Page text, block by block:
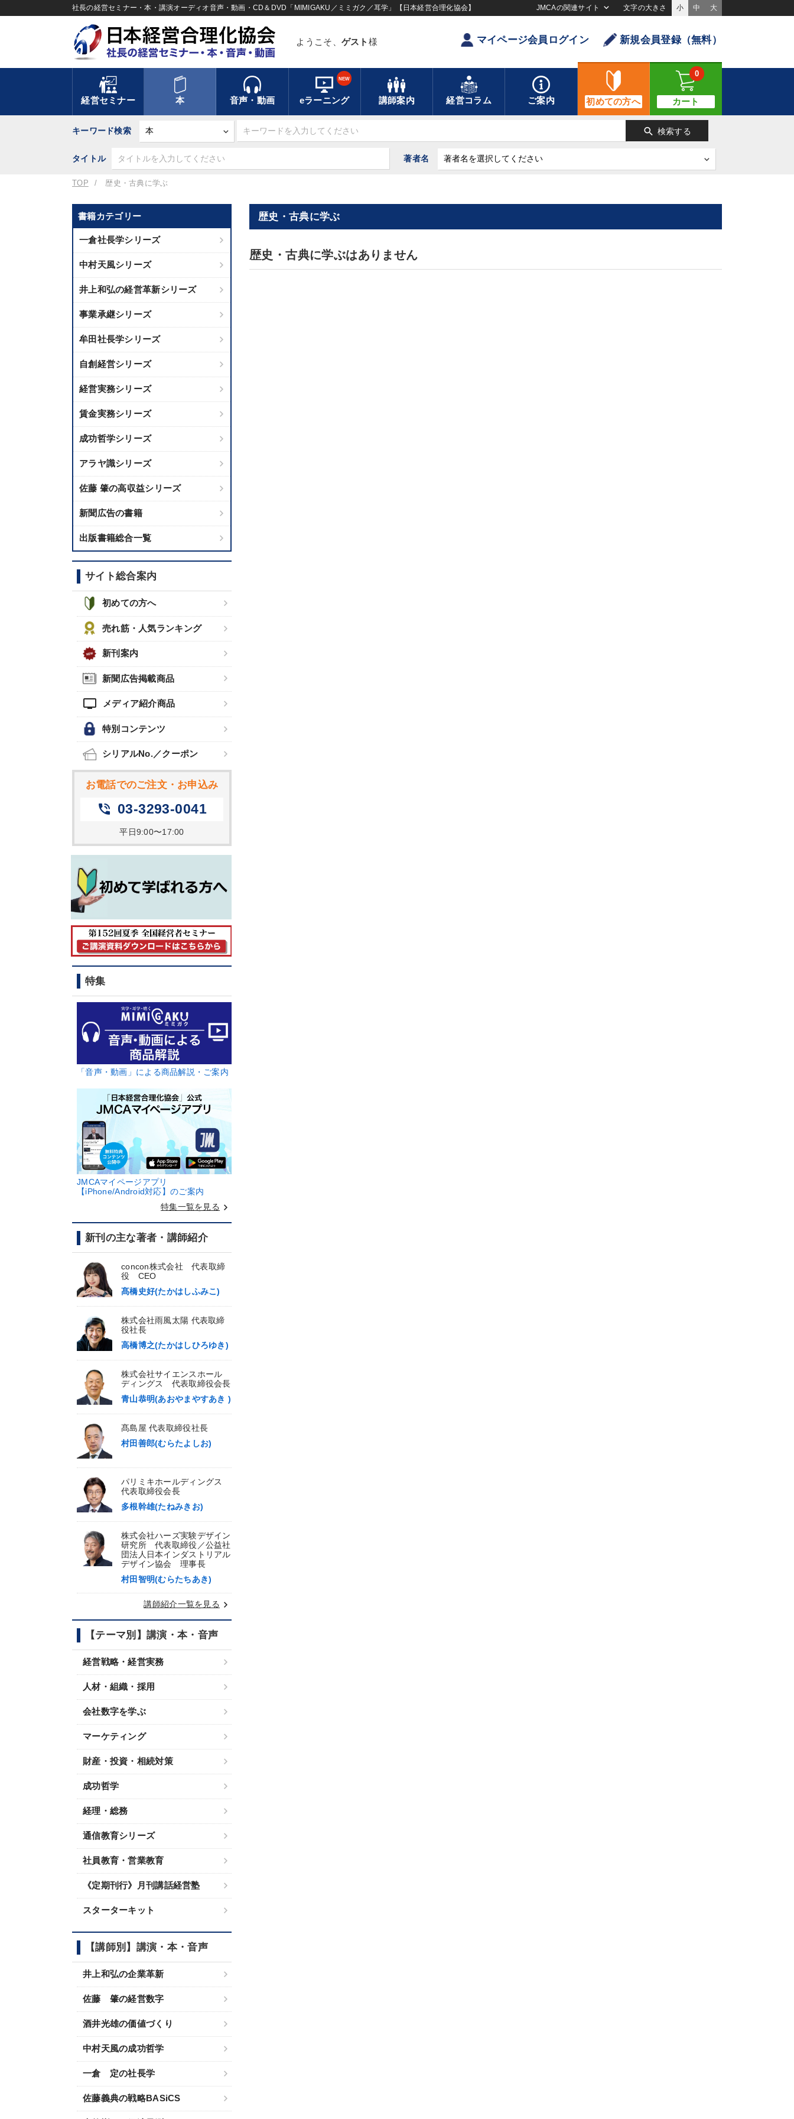
社長の経営セミナー・本・講演オーディオ音声・動画・CD＆DVD「MIMIGAKU／ミミガク／耳学」【日本経営合理化協会】 JMCAの関連サイト 文字の大きさ 小 中 大
ようこそ、 ゲスト 様 マイページ会員ログイン 新規会員登録（無料）
経営セミナー 本 音声・動画 eラーニング
NEW
講師案内 経営コラム ご案内 初めての方へ カート
0
キーワード検索 search 検索する
タイトル 著者名
TOP 歴史・古典に学ぶ
書籍カテゴリー
一倉社長学シリーズ
中村天風シリーズ
井上和弘の経営革新シリーズ
事業承継シリーズ
牟田社長学シリーズ
自創経営シリーズ
経営実務シリーズ
賃金実務シリーズ
成功哲学シリーズ
アラヤ識シリーズ
佐藤 肇の高収益シリーズ
新聞広告の書籍
出版書籍総合一覧
サイト総合案内
初めての方へ
売れ筋・人気ランキング
新刊案内
新聞広告掲載商品
tv メディア紹介商品
特別コンテンツ
シリアルNo.／クーポン
お電話でのご注文・お申込み
phone_in_talk 03-3293-0041
平日9:00〜17:00
特集
「音声・動画」による商品解説・ご案内
JMCAマイページアプリ
【iPhone/Android対応】のご案内
特集一覧を見る keyboard_arrow_right
新刊の主な著者・講師紹介
concon株式会社 代表取締
役 CEO
髙橋史好(たかはしふみこ)
株式会社雨風太陽 代表取締
役社長
高橋博之(たかはしひろゆき)
株式会社サイエンスホール
ディングス 代表取締役会長
青山恭明(あおやまやすあき )
髙島屋 代表取締役社長
村田善郎(むらたよしお)
パリミキホールディングス
代表取締役会長
多根幹雄(たねみきお)
株式会社ハーズ実験デザイン
研究所 代表取締役／公益社
団法人日本インダストリアル
デザイン協会 理事長
村田智明(むらたちあき)
講師紹介一覧を見る keyboard_arrow_right
【テーマ別】講演・本・音声
経営戦略・経営実務
人材・組織・採用
会社数字を学ぶ
マーケティング
財産・投資・相続対策
成功哲学
経理・総務
通信教育シリーズ
社員教育・営業教育
《定期刊行》月刊講話経営塾
スターターキット
【講師別】講演・本・音声
井上和弘の企業革新
佐藤 肇の経営数字
酒井光雄の価値づくり
中村天風の成功哲学
一倉 定の社長学
佐藤義典の戦略BASiCS
歴史・古典に学ぶ
歴史・古典に学ぶはありません